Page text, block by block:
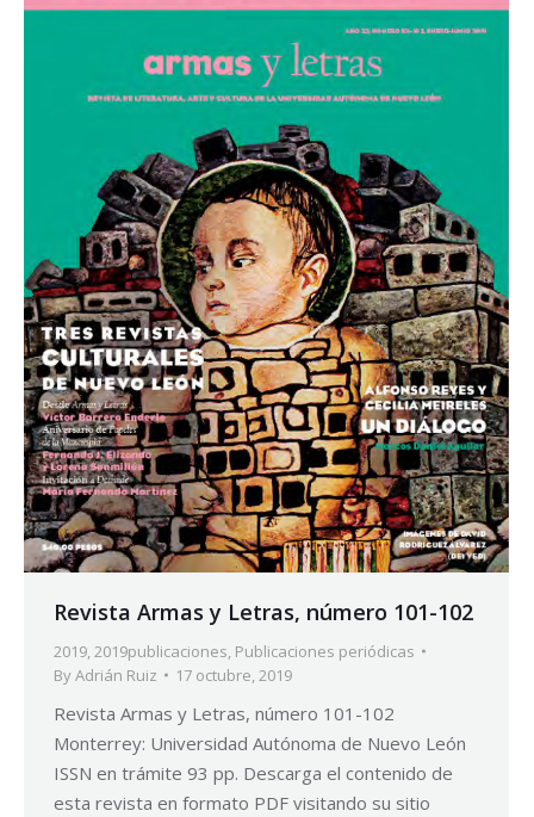
Revista Armas y Letras, número 101-102
2019,2019publicaciones, Publicaciones periódicas
ByAdrián Ruiz 17 octubre, 2019
Revista Armas y Letras, número 101-102
Monterrey: Universidad Autónoma de Nuevo León
ISSN en trámite 93 pp. Descarga el contenido de
esta revista en formato PDF visitando su sitio